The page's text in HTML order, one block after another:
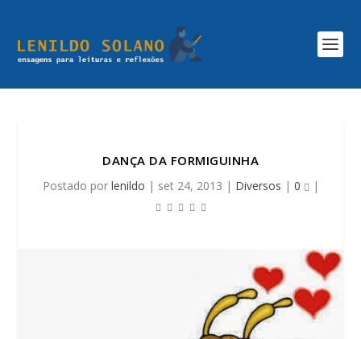
DANÇA DA FORMIGUINHA
Postado por lenildo | set 24, 2013 | Diversos | 0 |